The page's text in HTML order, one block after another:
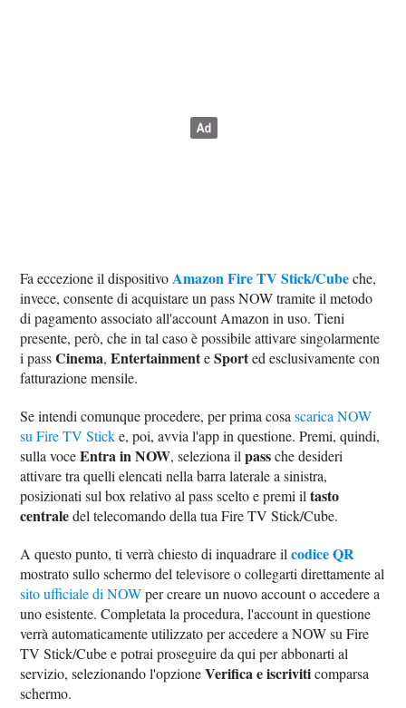
Fa eccezione il dispositivoAmazon Fire TV Stick/Cubeche,
invece, consente di acquistare un pass NOW tramite il metodo
di pagamento associato all'account Amazon in uso. Tieni
presente, però, che in tal caso è possibile attivare singolarmente
i passCinema,EntertainmenteSported esclusivamente con
fatturazione mensile.
Se intendi comunque procedere, per prima cosascarica NOW
su Fire TV Sticke, poi, avvia l'app in questione. Premi, quindi,
sulla voceEntra in NOW, seleziona ilpassche desideri
attivare tra quelli elencati nella barra laterale a sinistra,
posizionati sul box relativo al pass scelto e premi iltasto
centraledel telecomando della tua Fire TV Stick/Cube.
A questo punto, ti verrà chiesto di inquadrare ilcodice QR
mostrato sullo schermo del televisore o collegarti direttamente al
sito ufficiale di NOWper creare un nuovo account o accedere a
uno esistente. Completata la procedura, l'account in questione
verrà automaticamente utilizzato per accedere a NOW su Fire
TV Stick/Cube e potrai proseguire da qui per abbonarti al
servizio, selezionando l'opzioneVerifica e iscriviticomparsa
schermo.